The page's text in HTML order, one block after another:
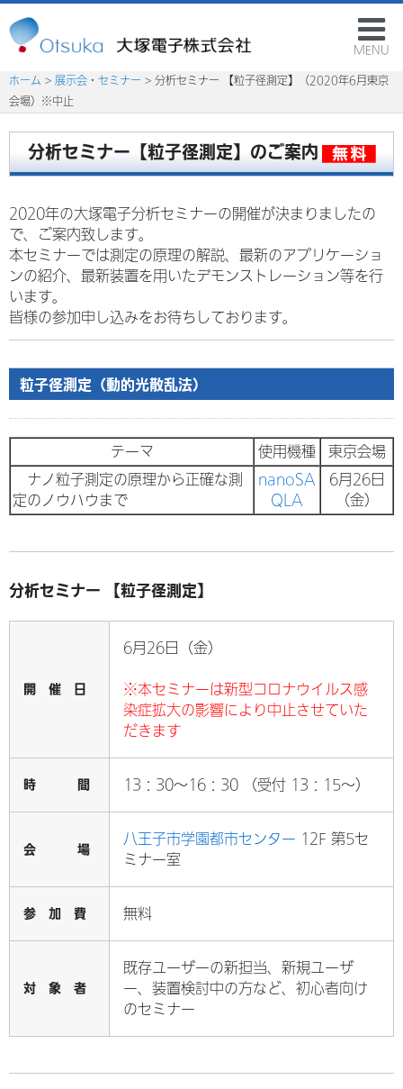
MENU
ホーム > 展示会・セミナー > 分析セミナー 【粒子径測定】（2020年6月東京
会場）※中止
分析セミナー【粒子径測定】のご案内
2020年の大塚電子分析セミナーの開催が決まりましたの
で、ご案内致します。
本セミナーでは測定の原理の解説、最新のアプリケーショ
ンの紹介、最新装置を用いたデモンストレーション等を行
います。
皆様の参加申し込みをお待ちしております。
粒子径測定（動的光散乱法）
テーマ 使用機種
東京会場
ナノ粒子測定の原理から正確な測
定のノウハウまで
nanoSA
QLA
6月26日
（金）
分析セミナー 【粒子径測定】
開 催 日
6月26日（金）
※本セミナーは新型コロナウイルス感
染症拡大の影響により中止させていた
だきます
時 間 13：30～16：30 （受付 13：15～）
会 場 八王子市学園都市センター 12F 第5セ
ミナー室
参 加 費 無料
対 象 者
既存ユーザーの新担当、新規ユーザ
ー、装置検討中の方など、初心者向け
のセミナー